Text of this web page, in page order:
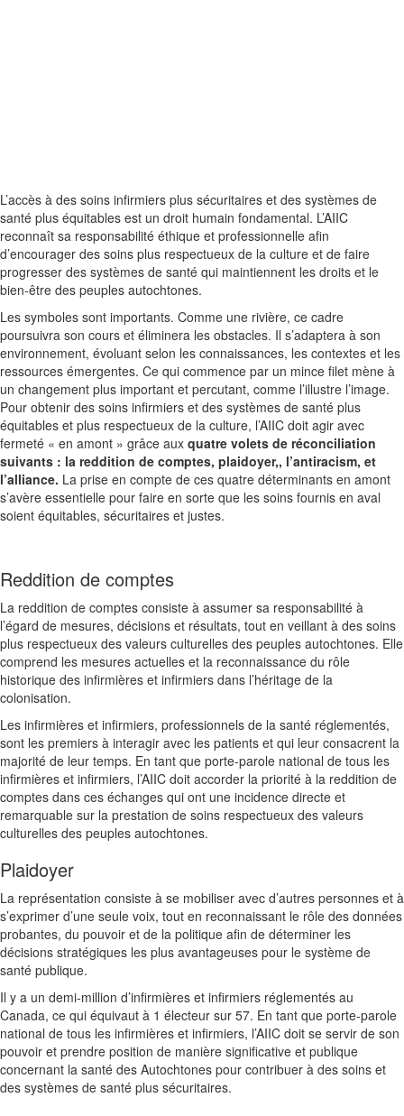
L’accès à des soins infirmiers plus sécuritaires et des systèmes de
santé plus équitables est un droit humain fondamental. L’AIIC
reconnaît sa responsabilité éthique et professionnelle afin
d’encourager des soins plus respectueux de la culture et de faire
progresser des systèmes de santé qui maintiennent les droits et le
bien-être des peuples autochtones.
Les symboles sont importants. Comme une rivière, ce cadre
poursuivra son cours et éliminera les obstacles. Il s’adaptera à son
environnement, évoluant selon les connaissances, les contextes et les
ressources émergentes. Ce qui commence par un mince filet mène à
un changement plus important et percutant, comme l’illustre l’image.
Pour obtenir des soins infirmiers et des systèmes de santé plus
équitables et plus respectueux de la culture, l’AIIC doit agir avec
fermeté « en amont » grâce aux quatre volets de réconciliation
suivants : la reddition de comptes, plaidoyer,, l’antiracism, et
l’alliance. La prise en compte de ces quatre déterminants en amont
s’avère essentielle pour faire en sorte que les soins fournis en aval
soient équitables, sécuritaires et justes.
Reddition de comptes
La reddition de comptes consiste à assumer sa responsabilité à
l’égard de mesures, décisions et résultats, tout en veillant à des soins
plus respectueux des valeurs culturelles des peuples autochtones. Elle
comprend les mesures actuelles et la reconnaissance du rôle
historique des infirmières et infirmiers dans l’héritage de la
colonisation.
Les infirmières et infirmiers, professionnels de la santé réglementés,
sont les premiers à interagir avec les patients et qui leur consacrent la
majorité de leur temps. En tant que porte-parole national de tous les
infirmières et infirmiers, l’AIIC doit accorder la priorité à la reddition de
comptes dans ces échanges qui ont une incidence directe et
remarquable sur la prestation de soins respectueux des valeurs
culturelles des peuples autochtones.
Plaidoyer
La représentation consiste à se mobiliser avec d’autres personnes et à
s’exprimer d’une seule voix, tout en reconnaissant le rôle des données
probantes, du pouvoir et de la politique afin de déterminer les
décisions stratégiques les plus avantageuses pour le système de
santé publique.
Il y a un demi-million d’infirmières et infirmiers réglementés au
Canada, ce qui équivaut à 1 électeur sur 57. En tant que porte-parole
national de tous les infirmières et infirmiers, l’AIIC doit se servir de son
pouvoir et prendre position de manière significative et publique
concernant la santé des Autochtones pour contribuer à des soins et
des systèmes de santé plus sécuritaires.